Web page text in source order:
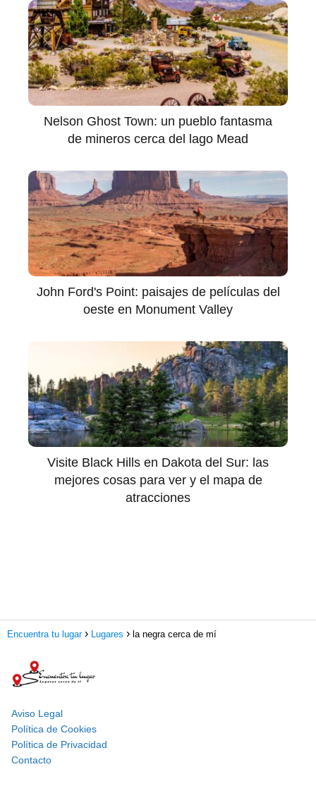
Nelson Ghost Town: un pueblo fantasma
de mineros cerca del lago Mead
John Ford's Point: paisajes de películas del
oeste en Monument Valley
Visite Black Hills en Dakota del Sur: las
mejores cosas para ver y el mapa de
atracciones
Encuentra tu lugar Lugares la negra cerca de mí
Aviso Legal
Política de Cookies
Política de Privacidad
Contacto